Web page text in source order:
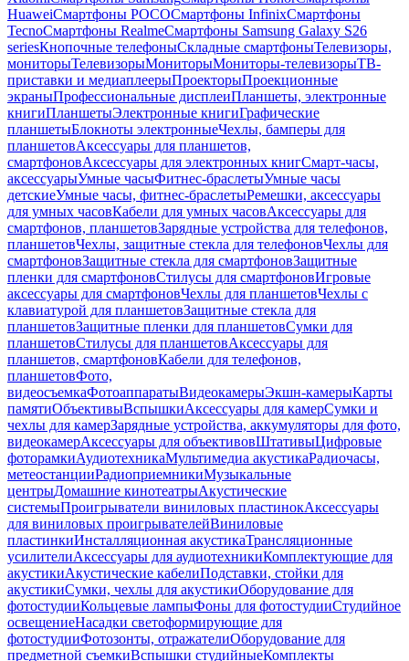
HuaweiСмартфоны POCOСмартфоны InfinixСмартфоны
TecnoСмартфоны RealmeСмартфоны Samsung Galaxy S26
seriesКнопочные телефоныСкладные смартфоныТелевизоры,
мониторыТелевизорыМониторыМониторы-телевизорыТВ-
приставки и медиаплеерыПроекторыПроекционные
экраныПрофессиональные дисплеиПланшеты, электронные
книгиПланшетыЭлектронные книгиГрафические
планшетыБлокноты электронныеЧехлы, бамперы для
планшетовАксессуары для планшетов,
смартфоновАксессуары для электронных книгСмарт-часы,
аксессуарыУмные часыФитнес-браслетыУмные часы
детскиеУмные часы, фитнес-браслетыРемешки, аксессуары
для умных часовКабели для умных часовАксессуары для
смартфонов, планшетовЗарядные устройства для телефонов,
планшетовЧехлы, защитные стекла для телефоновЧехлы для
смартфоновЗащитные стекла для смартфоновЗащитные
пленки для смартфоновСтилусы для смартфоновИгровые
аксессуары для смартфоновЧехлы для планшетовЧехлы с
клавиатурой для планшетовЗащитные стекла для
планшетовЗащитные пленки для планшетовСумки для
планшетовСтилусы для планшетовАксессуары для
планшетов, смартфоновКабели для телефонов,
планшетовФото,
видеосъемкаФотоаппаратыВидеокамерыЭкшн-камерыКарты
памятиОбъективыВспышкиАксессуары для камерСумки и
чехлы для камерЗарядные устройства, аккумуляторы для фото,
видеокамерАксессуары для объективовШтативыЦифровые
фоторамкиАудиотехникаМультимедиа акустикаРадиочасы,
метеостанцииРадиоприемникиМузыкальные
центрыДомашние кинотеатрыАкустические
системыПроигрыватели виниловых пластинокАксессуары
для виниловых проигрывателейВиниловые
пластинкиИнсталляционная акустикаТрансляционные
усилителиАксессуары для аудиотехникиКомплектующие для
акустикиАкустические кабелиПодставки, стойки для
акустикиСумки, чехлы для акустикиОборудование для
фотостудииКольцевые лампыФоны для фотостудииСтудийное
освещениеНасадки светоформирующие для
фотостудииФотозонты, отражателиОборудование для
предметной съемкиВспышки студийныеКомплекты